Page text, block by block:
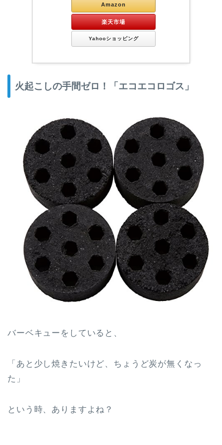
Amazon
楽天市場
Yahooショッピング
火起こしの手間ゼロ！「エコエコロゴス」
バーベキューをしていると、
「あと少し焼きたいけど、ちょうど炭が無くなっ
た」
という時、ありますよね？